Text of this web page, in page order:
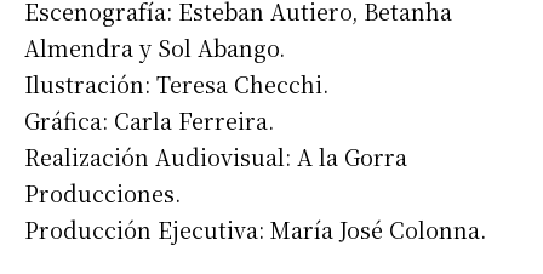
Suscribirme gratis
Escenografía: Esteban Autiero, Betanha
Almendra y Sol Abango.
Ilustración: Teresa Checchi.
Gráfica: Carla Ferreira.
Realización Audiovisual: A la Gorra
Producciones.
Producción Ejecutiva: María José Colonna.